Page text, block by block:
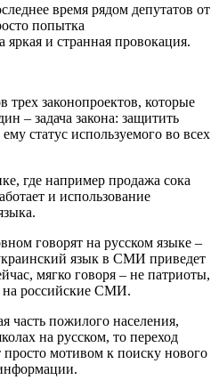
время рядом депутатов от
попытка
яркая и странная провокация.
трех законопроектов, которые
– задача закона: защитить
статус используемого во всех
где например продажа сока
и использование
говорят на русском языке –
язык в СМИ приведет
мягко говоря – не патриоты,
на российские СМИ.
часть пожилого населения,
на русском, то переход
мотивом к поиску нового